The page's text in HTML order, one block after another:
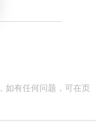
如有任何问题，可在页